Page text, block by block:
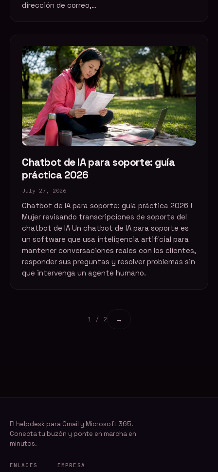
dirección de correo,…
Chatbot de IA para soporte: guía
práctica 2026
July 27, 2026
Chatbot de IA para soporte: guía práctica 2026 !
Mujer revisando transcripciones de soporte del
chatbot de IA Un chatbot de IA para soporte es
un software que usa inteligencia artificial para
mantener conversaciones reales con los clientes,
responder sus preguntas y resolver problemas sin
que intervenga un agente humano.
1 / 2 →
El helpdesk para Gmail y Microsoft 365.
Conecta tu buzón y ponte en marcha en
minutos.
ENLACES EMPRESA